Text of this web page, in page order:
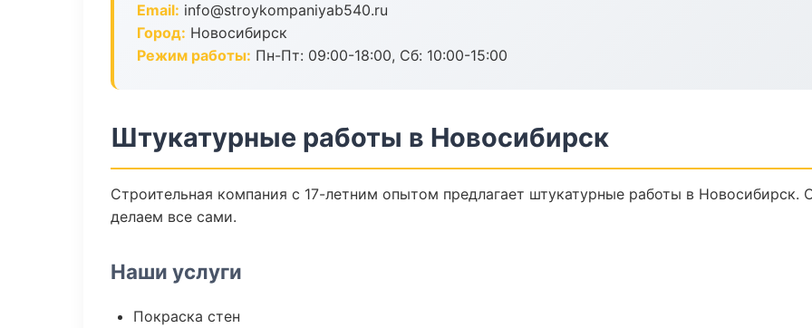
Email: info@stroykompaniyab540.ru
Город: Новосибирск
Режим работы: Пн-Пт: 09:00-18:00, Сб: 10:00-15:00
Штукатурные работы в Новосибирск
Строительная компания с 17-летним опытом предлагает штукатурные работы в Новосибирск.
делаем все сами.
Наши услуги
Покраска стен